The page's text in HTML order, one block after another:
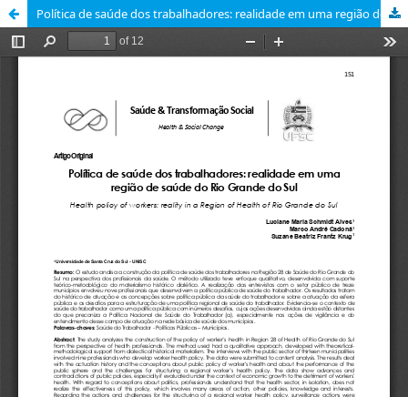
Política de saúde dos trabalhadores: realidade em uma região de saúde do Rio Grande do Sul